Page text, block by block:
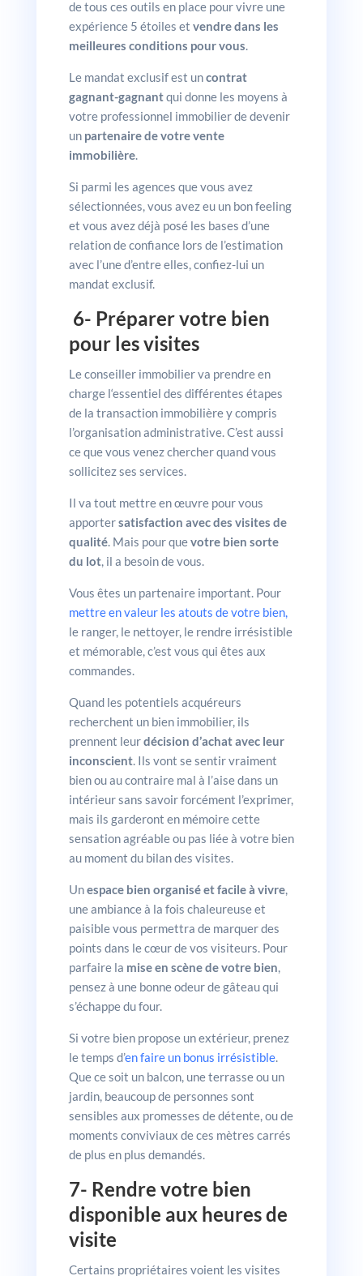
de tous ces outils en place pour vivre une
expérience 5 étoiles et vendre dans les
meilleures conditions pour vous.
Le mandat exclusif est uncontrat
gagnant-gagnantqui donne les moyens à
votre professionnel immobilier de devenir
un partenaire de votre vente
immobilière.
Si parmi les agences que vous avez
sélectionnées, vous avez eu un bon feeling
et vous avez déjà posé les bases d’une
relation de confiance lors de l’estimation
avec l’une d’entre elles, confiez-lui un
mandat exclusif.
6- Préparer votre bien
pour les visites
Le conseiller immobilier va prendre en
charge l‘essentiel des différentes étapes
de la transaction immobilière y compris
l’organisation administrative. C’est aussi
ce que vous venez chercher quand vous
sollicitez ses services.
Il va tout mettre en œuvre pour vous
apportersatisfaction avec des visites de
qualité. Mais pour quevotre bien sorte
du lot, il a besoin de vous.
Vous êtes un partenaire important. Pour
mettre en valeur les atouts de votre bien,
le ranger, le nettoyer, le rendre irrésistible
et mémorable, c’est vous qui êtes aux
commandes.
Quand les potentiels acquéreurs
recherchent un bien immobilier, ils
prennent leurdécision d’achat avec leur
inconscient. Ils vont se sentir vraiment
bien ou au contraire mal à l’aise dans un
intérieur sans savoir forcément l’exprimer,
mais ils garderont en mémoire cette
sensation agréable ou pas liée à votre bien
au moment du bilan des visites.
Unespace bien organisé et facile à vivre,
une ambiance à la fois chaleureuse et
paisible vous permettra de marquer des
points dans le cœur de vos visiteurs. Pour
parfaire la mise en scène de votre bien,
pensez à une bonne odeur de gâteau qui
s’échappe du four.
Si votre bien propose un extérieur, prenez
le temps d’en faire un bonus irrésistible.
Que ce soit un balcon, une terrasse ou un
jardin, beaucoup de personnes sont
sensibles aux promesses de détente, ou de
moments conviviaux de ces mètres carrés
de plus en plus demandés.
7- Rendre votre bien
disponible aux heures de
visite
Certains propriétaires voient les visites